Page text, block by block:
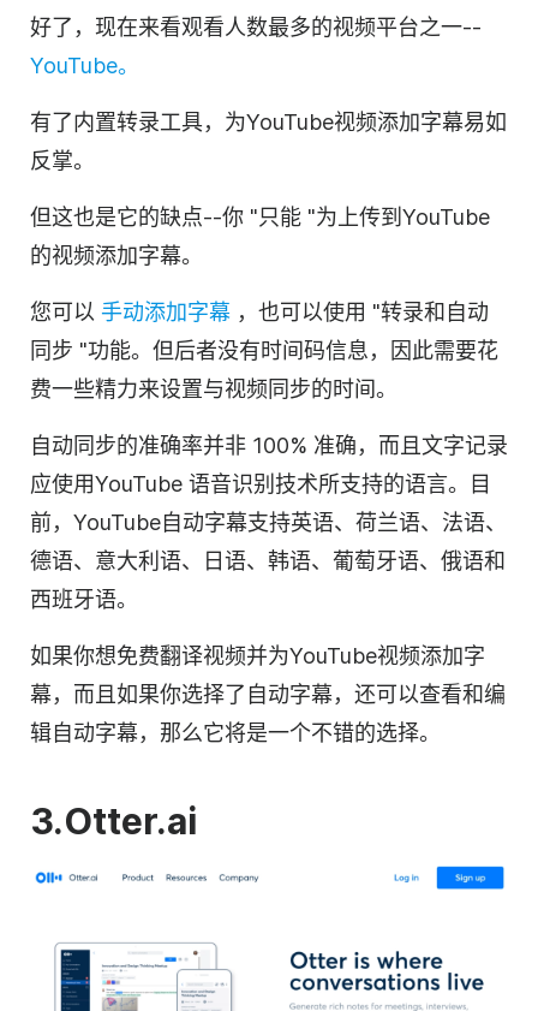
好了，现在来看观看人数最多的视频平台之一--
YouTube。
有了内置转录工具，为YouTube视频添加字幕易如
反掌。
但这也是它的缺点--你 "只能 "为上传到 YouTube
的视频添加字幕。
您可以 手动添加字幕 ，也可以使用 "转录和自动
同步 "功能。但后者没有时间码信息，因此需要花
费一些精力来设置与视频同步的时间。
自动同步的准确率并非 100% 准确，而且文字记录
应使用YouTube 语音识别 技术所支持的语言。目
前， YouTube自动字幕支持英语、荷兰语、法语、
德语、意大利语、日语、韩语、葡萄牙语、俄语和
西班牙语。
如果你想免费翻译视频并为YouTube视频添加字
幕，而且如果你选择了自动字幕，还可以查看和编
辑自动字幕，那么它将是一个不错的选择。
3.Otter.ai